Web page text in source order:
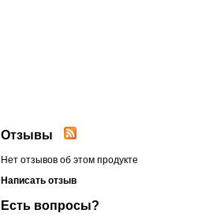
Отзывы
Нет отзывов об этом продукте
Написать отзыв
Есть вопросы?